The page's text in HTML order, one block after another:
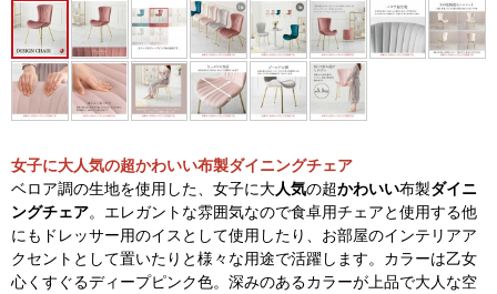
女子に大人気の超かわいい布製ダイニングチェア
ベロア調の生地を使用した、女子に大人気の超かわいい布製ダイニ
ングチェア。エレガントな雰囲気なので食卓用チェアと使用する他
にもドレッサー用のイスとして使用したり、お部屋のインテリアア
クセントとして置いたりと様々な用途で活躍します。カラーは乙女
心くすぐるディープピンク色。深みのあるカラーが上品で大人な空